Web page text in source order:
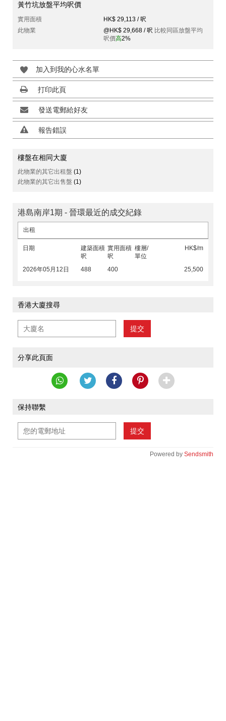
黃竹坑放盤平均呎價
實用面積
HK$ 29,113 / 呎
此物業
@HK$ 29,668 / 呎 比較同區放盤平均
呎價高2%
加入到我的心水名單
打印此頁
發送電郵給好友
報告錯誤
樓盤在相同大廈
此物業的其它出租盤 (1)
此物業的其它出售盤 (1)
港島南岸1期 - 晉環最近的成交紀錄
出租
日期
建築面積
呎
實用面積
呎
樓層/
單位
HK$/m
2026年05月12日 488 400 25,500
香港大廈搜尋
提交
分享此頁面
保持聯繫
提交
Powered by Sendsmith